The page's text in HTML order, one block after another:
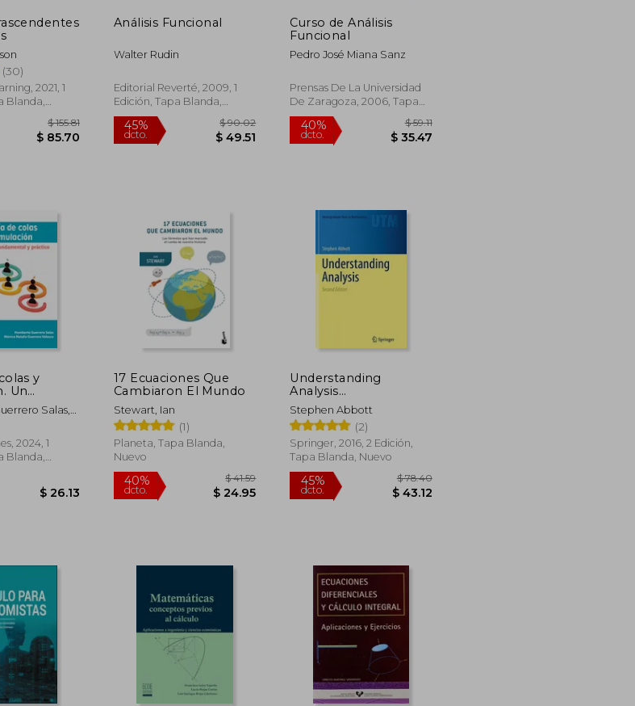
(30)
2021, 1
Blanda,
Análisis Funcional
Walter Rudin
Editorial Reverté, 2009, 1
Edición, Tapa Blanda,
Nuevo
45%
dcto. $ 49.51
Curso de Análisis
Funcional
Pedro José Miana Sanz
Prensas De La Universidad
De Zaragoza, 2006, Tapa
Blanda, Nuevo
dcto.
y
Un
Salas,
2024, 1
Blanda,
17 Ecuaciones Que
Cambiaron El Mundo
Stewart, Ian
(1)
Planeta, Tapa Blanda,
Nuevo
40%
dcto.
$ 41.59
$ 24.95
Understanding
Analysis
(Undergraduate Texts
in Mathematics) (en
Inglés)
Stephen Abbott
(2)
Springer, 2016, 2 Edición,
Tapa Blanda, Nuevo
dcto.